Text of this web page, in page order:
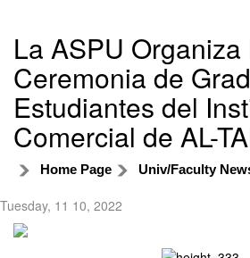
La ASPU Organiza
Ceremonia de
Estudiantes del
Comercial de AL-
Home Page Univ/Faculty
Tuesday, 11 10, 2022